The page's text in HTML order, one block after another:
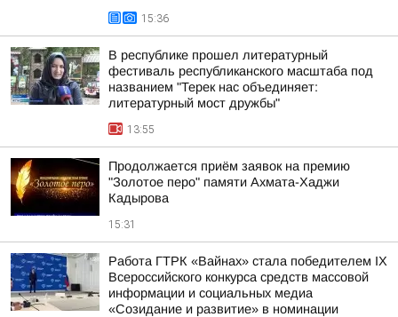
15:36
В республике прошел литературный
фестиваль республиканского масштаба под
названием "Терек нас объединяет:
литературный мост дружбы"
13:55
Продолжается приём заявок на премию
"Золотое перо" памяти Ахмата-Хаджи
Кадырова
15:31
Работа ГТРК «Вайнах» стала победителем IX
Всероссийского конкурса средств массовой
информации и социальных медиа
«Созидание и развитие» в номинации